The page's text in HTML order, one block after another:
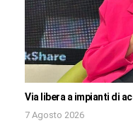
Via libera a impianti di
7 Agosto 2026